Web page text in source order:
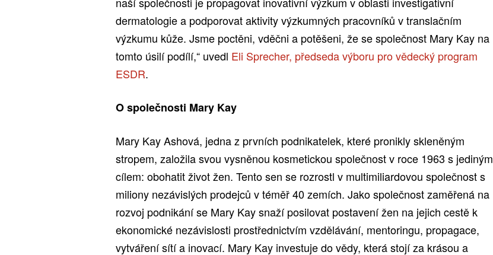
dermatologie a podporovat aktivity výzkumných pracovníků v translačním
výzkumu kůže. Jsme poctěni, vděčni a potěšeni, že se společnost Mary Kay na
tomto úsilí podílí,“ uvedl Eli Sprecher, předseda výboru pro vědecký program
ESDR.
O společnosti Mary Kay
Mary Kay Ashová, jedna z prvních podnikatelek, které pronikly skleněným
stropem, založila svou vysněnou kosmetickou společnost v roce 1963 s jediným
cílem: obohatit život žen. Tento sen se rozrostl v multimiliardovou společnost s
miliony nezávislých prodejců v téměř 40 zemích. Jako společnost zaměřená na
rozvoj podnikání se Mary Kay snaží posilovat postavení žen na jejich cestě k
ekonomické nezávislosti prostřednictvím vzdělávání, mentoringu, propagace,
vytváření sítí a inovací. Mary Kay investuje do vědy, která stojí za krásou a